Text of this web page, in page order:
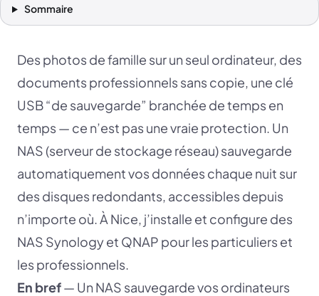
Sommaire
Des photos de famille sur un seul ordinateur, des
documents professionnels sans copie, une clé
USB “de sauvegarde” branchée de temps en
temps — ce n’est pas une vraie protection. Un
NAS (serveur de stockage réseau) sauvegarde
automatiquement vos données chaque nuit sur
des disques redondants, accessibles depuis
n’importe où. À Nice, j’installe et configure des
NAS Synology et QNAP pour les particuliers et
les professionnels.
En bref— Un NAS sauvegarde vos ordinateurs